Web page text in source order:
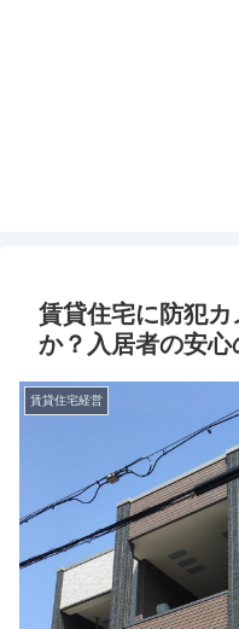
賃貸住宅に防犯カ
か？入居者の安心
賃貸住宅経営